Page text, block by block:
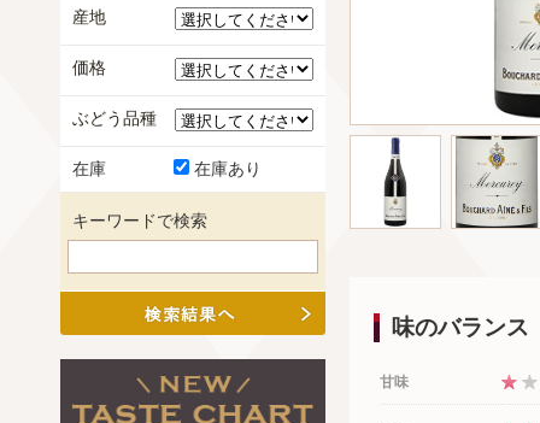
味のバランス
甘味
産地
価格
ぶどう品種
在庫 在庫あり
キーワードで検索